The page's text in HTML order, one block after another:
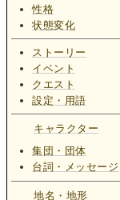
性格
状態変化
ストーリー
イベント
クエスト
設定・用語
キャラクター
集団・団体
台詞・メッセージ
地名・地形